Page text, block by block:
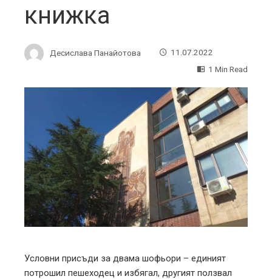
книжка
Десислава Панайотова
11.07.2022
1 Min Read
Условни присъди за двама шофьори – единият
потрошил пешеходец и избягал, другият ползвал